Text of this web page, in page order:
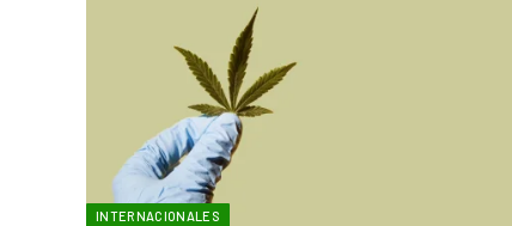
INTERNACIONALES